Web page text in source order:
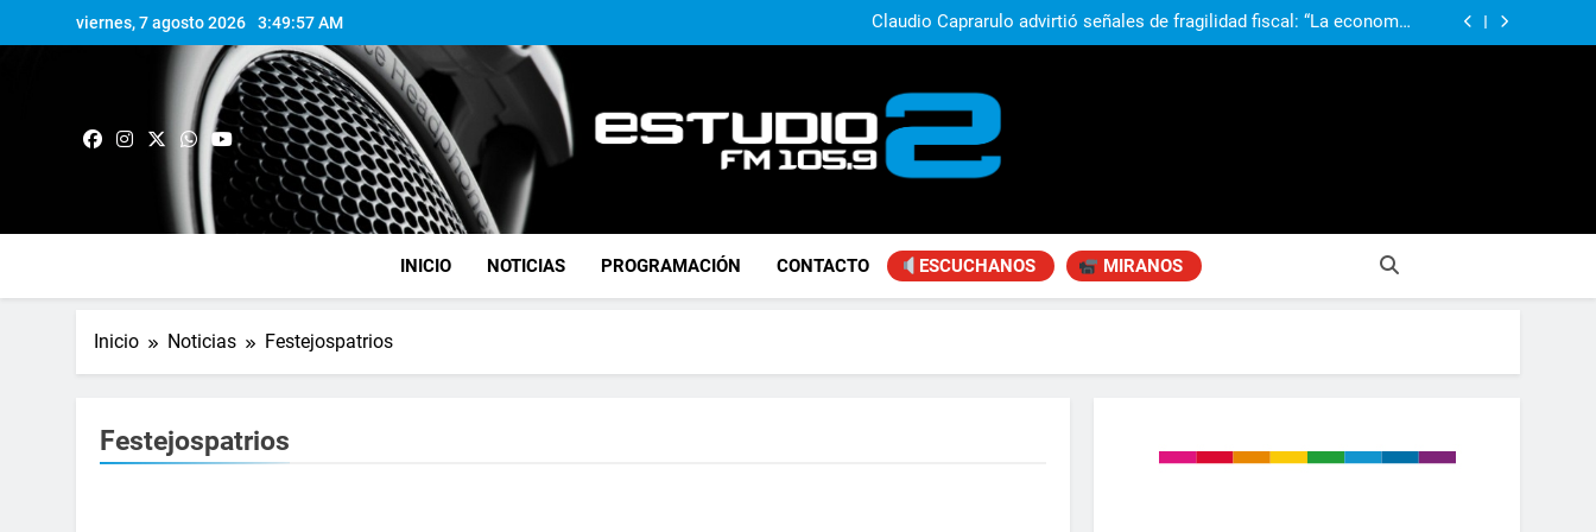
viernes, 7 agosto 2026 3:49:58 AM
extranjeros y advirtió sobre otros cambios que considera «gravísimos»
Claudio Caprarulo advirtió señales de fragilidad fiscal: “La economía
muestra un problema que puede volver a generar déficit”
Carlos Linares afirmó que el Gobierno “tuvo que dar marcha atrás” con la
extranjeros y advirtió sobre otros cambios que considera «gravísimos»
Claudio Caprarulo advirtió señales de fragilidad fiscal: “La economía
muestra un problema que puede volver a generar déficit”
Carlos Linares afirmó que el Gobierno “tuvo que dar marcha atrás” con la
ley de tierras y advirtió un cambio de clima político entre los gobernadores
Paco Olveira cuestionó la visita de León XIV a la Argentina: “Hubiera
FM Estudio 2
INICIO NOTICIAS PROGRAMACIÓN CONTACTO ESCUCHANOS MIRANOS
Inicio Noticias Festejospatrios
Festejospatrios